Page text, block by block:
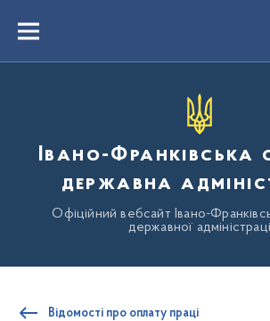
вмістуMenu
Івано-Франківська
державна
Офіційний вебсайт Івано-
державної
Відомості про оплату праці